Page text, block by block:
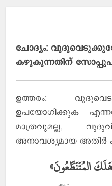
ചോദ്യം:
കഴുകുന്നതിന്
ഉത്തരം:
ഉപയോഗിക്കുക എന്നത്
മാത്രവുമല്ല,
അനാവശ്യമായ അതിര്‍
المُتَنَطِّعُونَ»